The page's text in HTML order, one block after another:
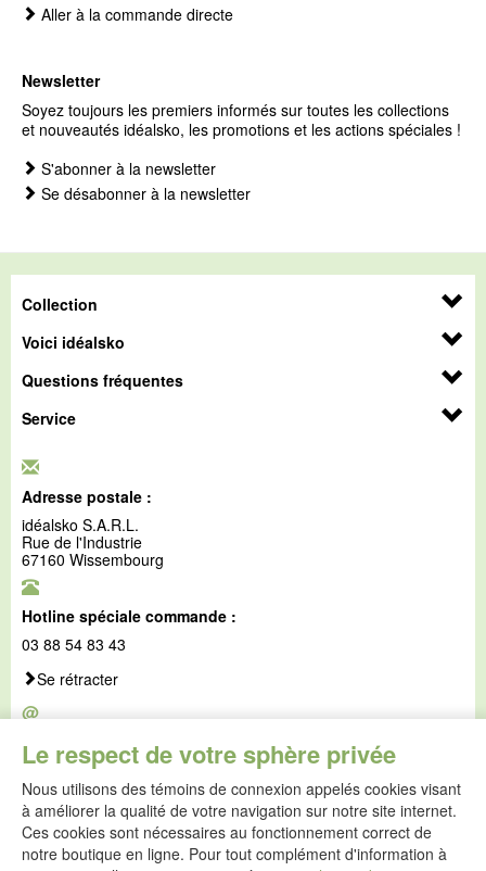
Le respect de votre sphère privée
Nous utilisons des témoins de connexion appelés cookies visant
à améliorer la qualité de votre navigation sur notre site internet.
Ces cookies sont nécessaires au fonctionnement correct de
notre boutique en ligne. Pour tout complément d'information à
Aller à la commande directe
Newsletter
Soyez toujours les premiers informés sur toutes les collections
et nouveautés idéalsko, les promotions et les actions spéciales !
S'abonner à la newsletter
Se désabonner à la newsletter
Collection
Voici idéalsko
Questions fréquentes
Service
Adresse postale :
idéalsko S.A.R.L.
Rue de l'Industrie
67160 Wissembourg
Hotline spéciale commande :
03 88 54 83 43
Se rétracter
@
service@idealsko.fr
@
Formulaire de contact
Aller au formulaire de contact